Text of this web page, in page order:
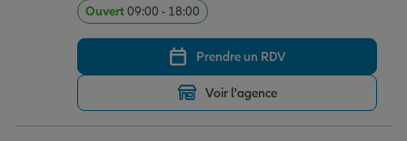
Ouvert09:00 - 18:00
Prendre un RDV
Voir l'agence